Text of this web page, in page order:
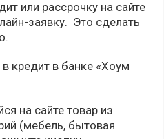
или рассрочку на сайте
заявку. Это сделать
на сайте товар из
(мебель, бытовая